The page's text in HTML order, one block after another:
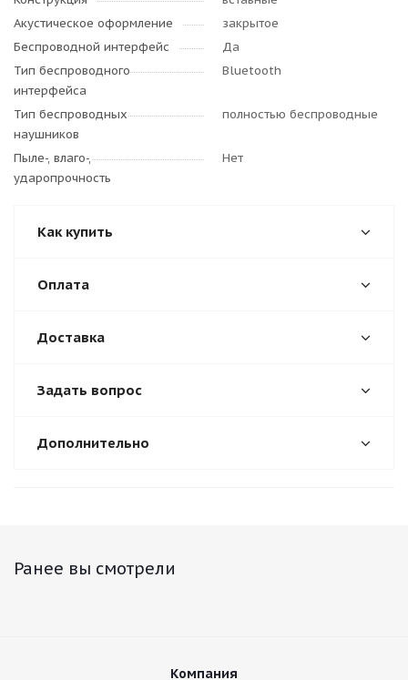
Акустическое оформление
закрытое
Беспроводной интерфейс
Да
Тип беспроводного
интерфейса
Bluetooth
Тип беспроводных
наушников
полностью беспроводные
Пыле-, влаго-,
ударопрочность
Нет
Как купить
Оплата
Доставка
Задать вопрос
Дополнительно
Ранее вы смотрели
Компания